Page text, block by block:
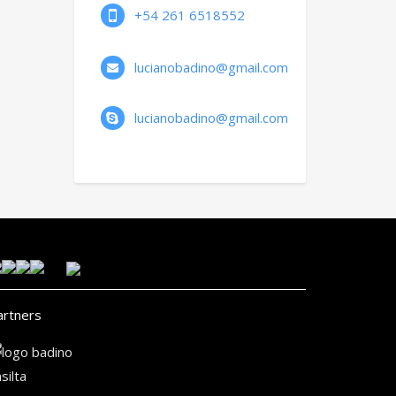
+54 261 6518552
lucianobadino@gmail.com
lucianobadino@gmail.com